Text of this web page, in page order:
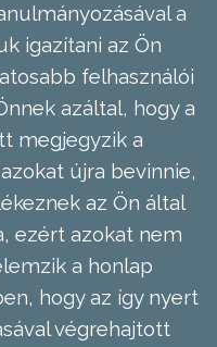
a
igazítani az Ön
felhasználói
azáltal, hogy a
megjegyzik a
újra bevinnie,
az Ön által
ezért azokat nem
a honlap
hogy az így nyert
végrehajtott